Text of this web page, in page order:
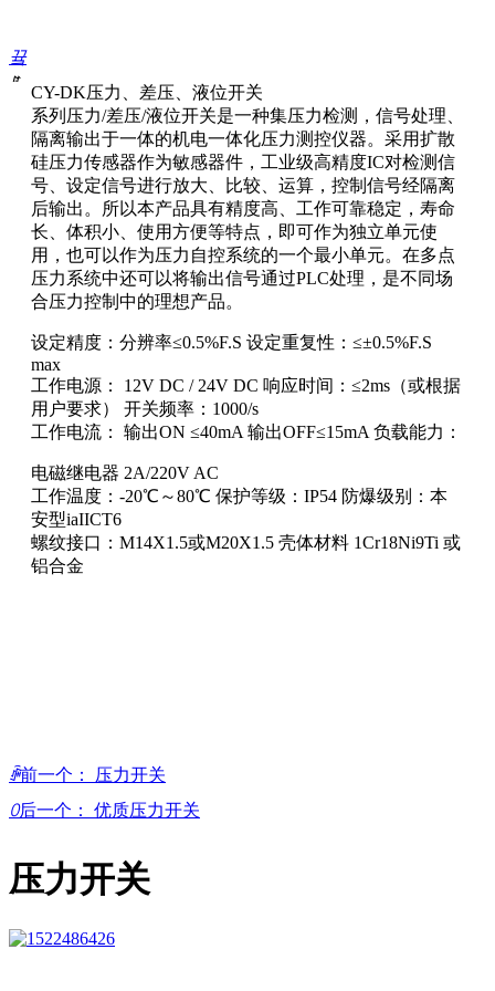
끀
ꁲ
首
页
关
于
我
们
产
品
中
心
荣
誉
资
质
业
新
闻
联
系
CY-DK压力、差压、液位开关
系列压力/差压/液位开关是一种集压力检测，信号处理、
隔离输出于一体的机电一体化压力测控仪器。采用扩散
硅压力传感器作为敏感器件，工业级高精度IC对检测信
号、设定信号进行放大、比较、运算，控制信号经隔离
后输出。所以本产品具有精度高、工作可靠稳定，寿命
长、体积小、使用方便等特点，即可作为独立单元使
用，也可以作为压力自控系统的一个最小单元。在多点
压力系统中还可以将输出信号通过PLC处理，是不同场
合压力控制中的理想产品。
设定精度：分辨率≤0.5%F.S 设定重复性：≤±0.5%F.S
max
工作电源： 12V DC / 24V DC 响应时间：≤2ms（或根据
用户要求） 开关频率：1000/s
工作电流： 输出ON ≤40mA 输出OFF≤15mA 负载能力：
电磁继电器 2A/220V AC
工作温度：-20℃～80℃ 保护等级：IP54 防爆级别：本
安型iaIICT6
螺纹接口：M14X1.5或M20X1.5 壳体材料 1Cr18Ni9Ti 或
铝合金
ꄴ前一个：
压力开关
ꄲ后一个： 优质压力开关
压力开关